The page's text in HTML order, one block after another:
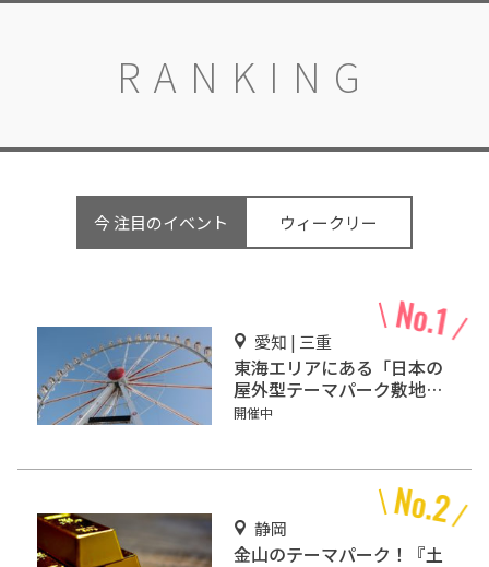
RANKING
今 注目のイベント ウィークリー
愛知 | 三重
東海エリアにある「日本の
屋外型テーマパーク敷地面
積ランキング」入りしてい
開催中
静岡
金山のテーマパーク！『土